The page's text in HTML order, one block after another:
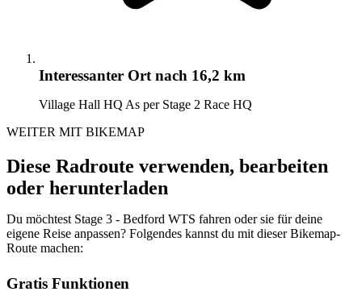
Interessanter Ort nach 16,2 km
Village Hall HQ As per Stage 2 Race HQ
WEITER MIT BIKEMAP
Diese Radroute verwenden, bearbeiten
oder herunterladen
Du möchtest Stage 3 - Bedford WTS fahren oder sie für deine
eigene Reise anpassen? Folgendes kannst du mit dieser Bikemap-
Route machen:
Gratis Funktionen